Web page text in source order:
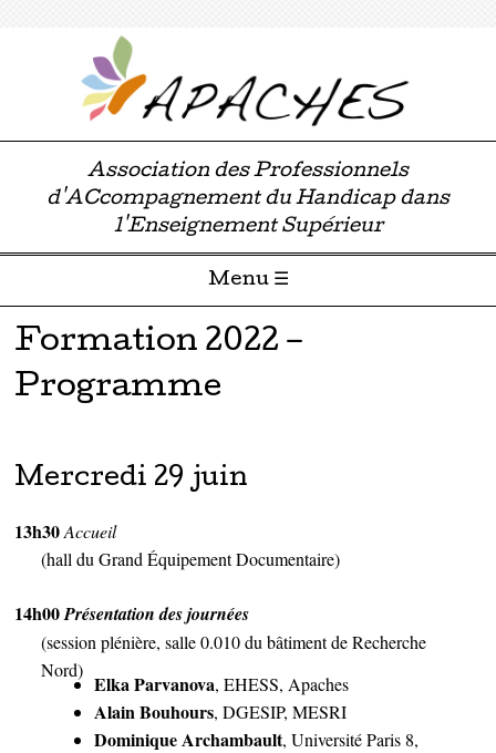
Association des Professionnels
d'ACcompagnement du Handicap dans
l'Enseignement Supérieur
Menu ☰
Passer directement au contenu
Formation 2022 –
Programme
Mercredi 29 juin
13h30Accueil
(hall du Grand Équipement Documentaire)
14h00Présentation des journées
(session plénière, salle 0.010 du bâtiment de Recherche
Nord)
Elka Parvanova, EHESS, Apaches
Alain Bouhours, DGESIP, MESRI
Dominique Archambault, Université Paris 8,